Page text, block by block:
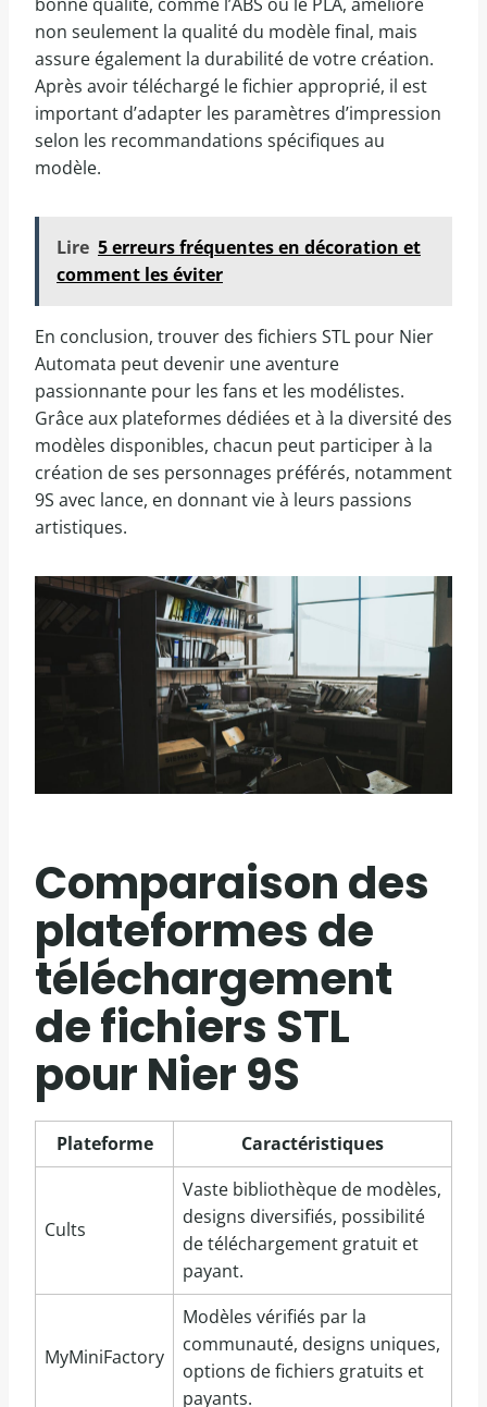
non seulement la qualité du modèle final, mais
assure également la durabilité de votre création.
Après avoir téléchargé le fichier approprié, il est
important d’adapter les paramètres d’impression
selon les recommandations spécifiques au
modèle.
Lire 5 erreurs fréquentes en décoration et
comment les éviter
En conclusion, trouver des fichiers STL pour Nier
Automata peut devenir une aventure
passionnante pour les fans et les modélistes.
Grâce aux plateformes dédiées et à la diversité des
modèles disponibles, chacun peut participer à la
création de ses personnages préférés, notamment
9S avec lance, en donnant vie à leurs passions
artistiques.
Comparaison des
plateformes de
téléchargement
de fichiers STL
pour Nier 9S
Plateforme Caractéristiques
Cults
Vaste bibliothèque de modèles,
designs diversifiés, possibilité
de téléchargement gratuit et
payant.
MyMiniFactory
Modèles vérifiés par la
communauté, designs uniques,
options de fichiers gratuits et
payants.